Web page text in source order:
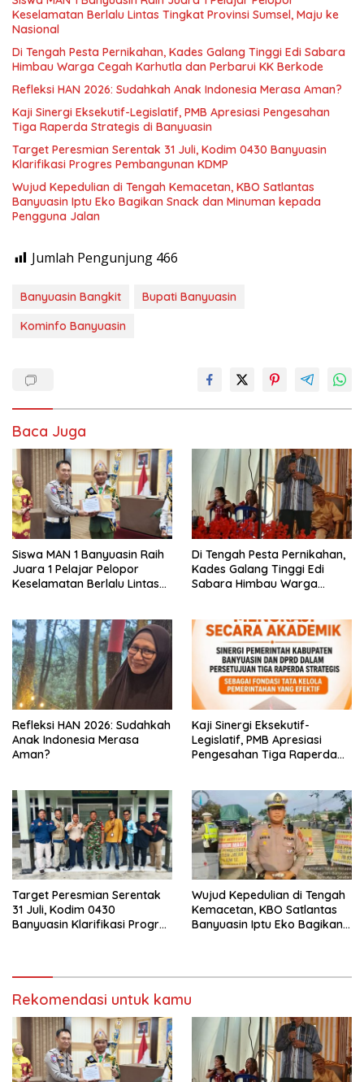
Keselamatan Berlalu Lintas Tingkat Provinsi Sumsel, Maju ke
Nasional
Di Tengah Pesta Pernikahan, Kades Galang Tinggi Edi Sabara
Himbau Warga Cegah Karhutla dan Perbarui KK Berkode
Refleksi HAN 2026: Sudahkah Anak Indonesia Merasa Aman?
Kaji Sinergi Eksekutif-Legislatif, PMB Apresiasi Pengesahan
Tiga Raperda Strategis di Banyuasin
Target Peresmian Serentak 31 Juli, Kodim 0430 Banyuasin
Klarifikasi Progres Pembangunan KDMP
Wujud Kepedulian di Tengah Kemacetan, KBO Satlantas
Banyuasin Iptu Eko Bagikan Snack dan Minuman kepada
Pengguna Jalan
Jumlah Pengunjung 466
Banyuasin Bangkit
Bupati Banyuasin
Kominfo Banyuasin
Baca Juga
Siswa MAN 1 Banyuasin Raih
Juara 1 Pelajar Pelopor
Keselamatan Berlalu Lintas
Di Tengah Pesta Pernikahan,
Kades Galang Tinggi Edi
Sabara Himbau Warga
Refleksi HAN 2026: Sudahkah
Anak Indonesia Merasa
Aman?
Kaji Sinergi Eksekutif-
Legislatif, PMB Apresiasi
Pengesahan Tiga Raperda
Target Peresmian Serentak
31 Juli, Kodim 0430
Banyuasin Klarifikasi Progres
Wujud Kepedulian di Tengah
Kemacetan, KBO Satlantas
Banyuasin Iptu Eko Bagikan
Rekomendasi untuk kamu